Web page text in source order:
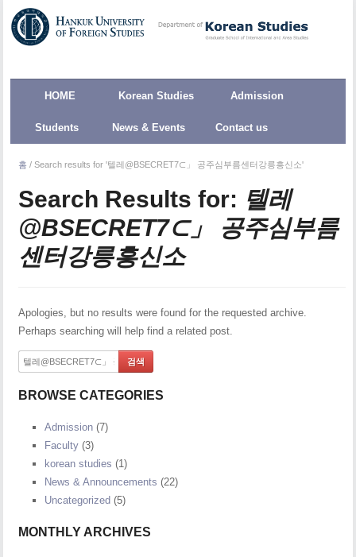
HOME Korean Studies Admission
Students News & Events Contact us
홈 /Search results for '텔레@BSECRET7⊂」 공주심부름센터강릉흥신소'
Search Results for: 텔레
@BSECRET7⊂」 공주심부름
센터강릉흥신소
Apologies, but no results were found for the requested archive.
Perhaps searching will help find a related post.
BROWSE CATEGORIES
Admission (7)
Faculty (3)
korean studies (1)
News & Announcements (22)
Uncategorized (5)
MONTHLY ARCHIVES